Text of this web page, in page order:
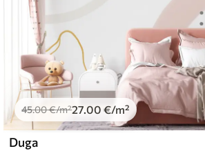
45.00€/m²27.00 €/m²
Duga